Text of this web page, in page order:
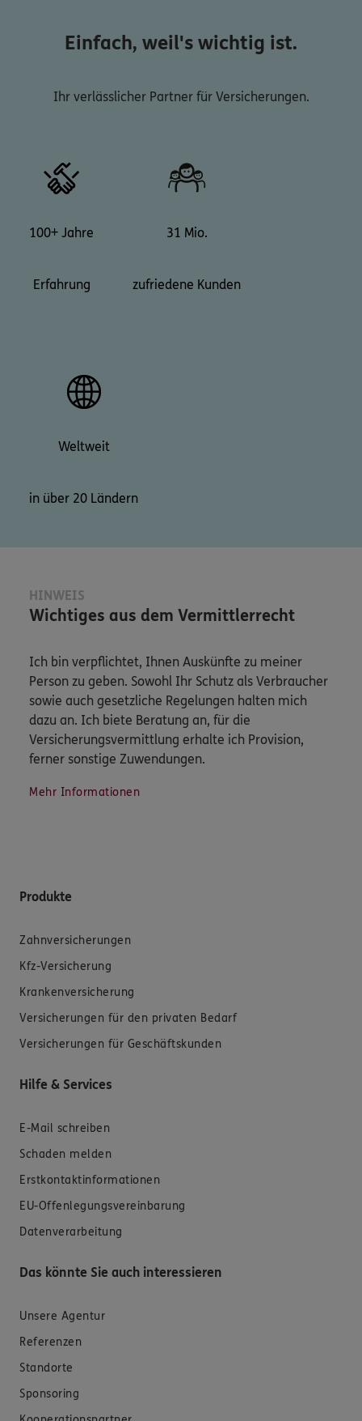
Einfach, weil's wichtig ist.
Ihr verlässlicher Partner für Versicherungen.
100+ Jahre
Erfahrung
31 Mio.
zufriedene Kunden
Weltweit
in über 20 Ländern
HINWEIS
Wichtiges aus dem Vermittlerrecht
Ich bin verpflichtet, Ihnen Auskünfte zu meiner
Person zu geben. Sowohl Ihr Schutz als Verbraucher
sowie auch gesetzliche Regelungen halten mich
dazu an. Ich biete Beratung an, für die
Versicherungsvermittlung erhalte ich Provision,
ferner sonstige Zuwendungen.
Mehr Informationen
Produkte
Zahnversicherungen
Kfz-Versicherung
Krankenversicherung
Versicherungen für den privaten Bedarf
Versicherungen für Geschäftskunden
Hilfe & Services
E-Mail schreiben
Schaden melden
Erstkontaktinformationen
EU-Offenlegungsvereinbarung
Datenverarbeitung
Das könnte Sie auch interessieren
Unsere Agentur
Referenzen
Standorte
Sponsoring